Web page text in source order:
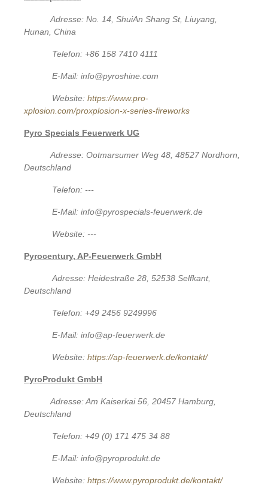
Adresse: No. 14, ShuiAn Shang St, Liuyang,
Hunan, China
Telefon: +86 158 7410 4111
E-Mail: info@pyroshine.com
Website:https://www.pro-
xplosion.com/proxplosion-x-series-fireworks
Pyro Specials Feuerwerk UG
Adresse: Ootmarsumer Weg 48, 48527 Nordhorn,
Deutschland
Telefon: ---
E-Mail: info@pyrospecials-feuerwerk.de
Website: ---
Pyrocentury, AP-Feuerwerk GmbH
Adresse: Heidestraße 28, 52538 Selfkant,
Deutschland
Telefon: +49 2456 9249996
E-Mail: info@ap-feuerwerk.de
Website:https://ap-feuerwerk.de/kontakt/
PyroProdukt GmbH
Adresse: Am Kaiserkai 56, 20457 Hamburg,
Deutschland
Telefon: +49 (0) 171 475 34 88
E-Mail: info@pyroprodukt.de
Website:https://www.pyroprodukt.de/kontakt/